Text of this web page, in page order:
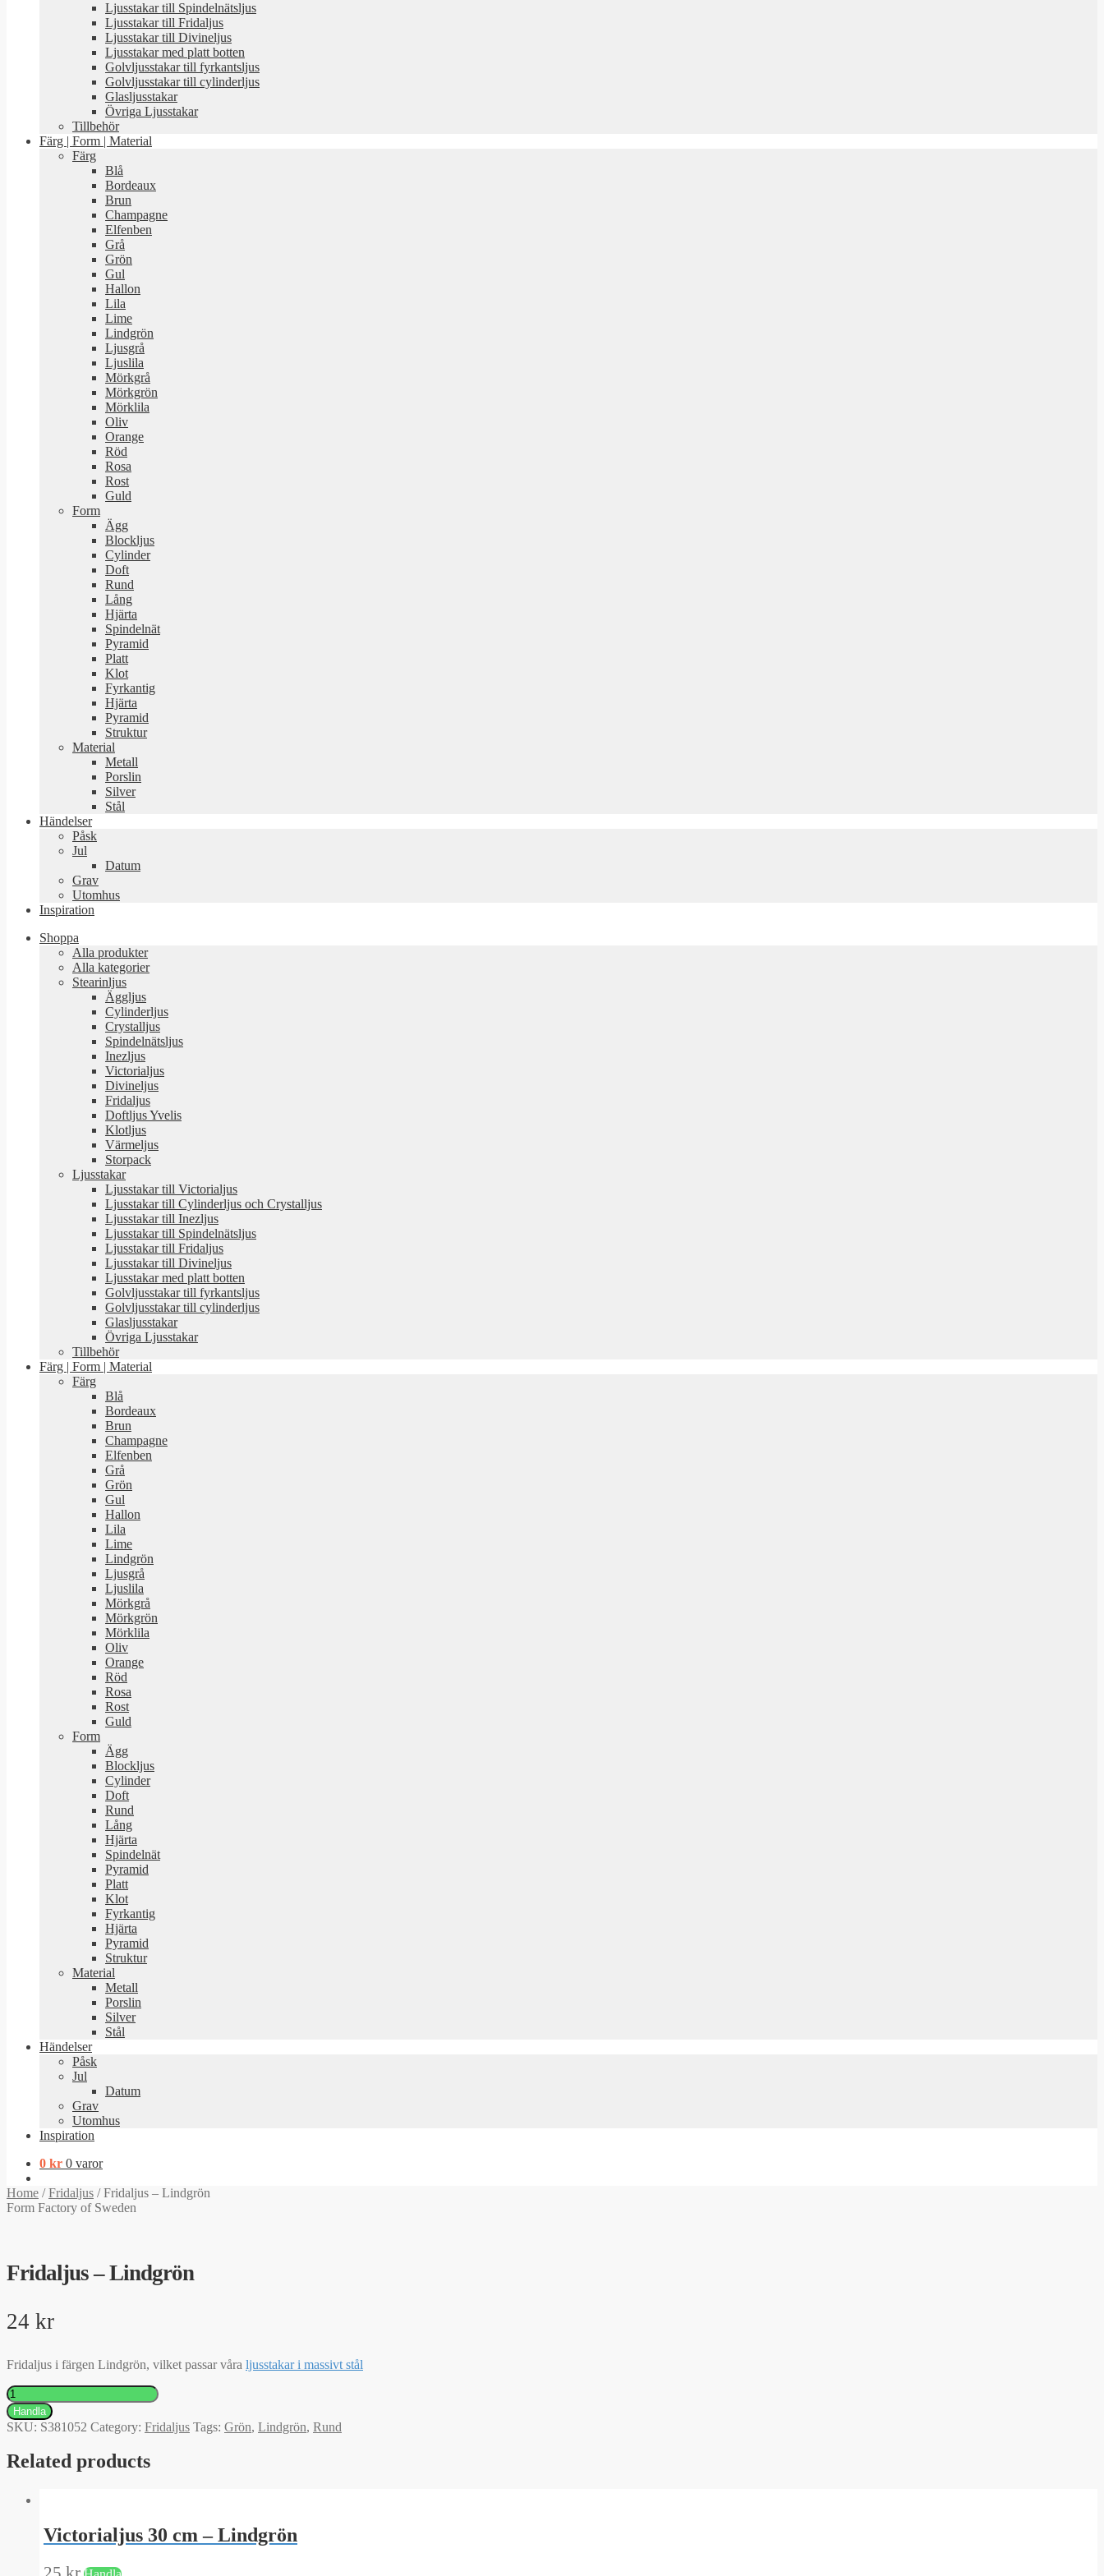
Ljusstakar till Spindelnätsljus
Ljusstakar till Fridaljus
Ljusstakar till Divineljus
Ljusstakar med platt botten
Golvljusstakar till fyrkantsljus
Golvljusstakar till cylinderljus
Glasljusstakar
Övriga Ljusstakar
Tillbehör
Färg | Form | Material
Färg
Blå
Bordeaux
Brun
Champagne
Elfenben
Grå
Grön
Gul
Hallon
Lila
Lime
Lindgrön
Ljusgrå
Ljuslila
Mörkgrå
Mörkgrön
Mörklila
Oliv
Orange
Röd
Rosa
Rost
Guld
Form
Ägg
Blockljus
Cylinder
Doft
Rund
Lång
Hjärta
Spindelnät
Pyramid
Platt
Klot
Fyrkantig
Hjärta
Pyramid
Struktur
Material
Metall
Porslin
Silver
Stål
Händelser
Påsk
Jul
Datum
Grav
Utomhus
Inspiration
Shoppa
Alla produkter
Alla kategorier
Stearinljus
Äggljus
Cylinderljus
Crystalljus
Spindelnätsljus
Inezljus
Victorialjus
Divineljus
Fridaljus
Doftljus Yvelis
Klotljus
Värmeljus
Storpack
Ljusstakar
Ljusstakar till Victorialjus
Ljusstakar till Cylinderljus och Crystalljus
Ljusstakar till Inezljus
Ljusstakar till Spindelnätsljus
Ljusstakar till Fridaljus
Ljusstakar till Divineljus
Ljusstakar med platt botten
Golvljusstakar till fyrkantsljus
Golvljusstakar till cylinderljus
Glasljusstakar
Övriga Ljusstakar
Tillbehör
Färg | Form | Material
Färg
Blå
Bordeaux
Brun
Champagne
Elfenben
Grå
Grön
Gul
Hallon
Lila
Lime
Lindgrön
Ljusgrå
Ljuslila
Mörkgrå
Mörkgrön
Mörklila
Oliv
Orange
Röd
Rosa
Rost
Guld
Form
Ägg
Blockljus
Cylinder
Doft
Rund
Lång
Hjärta
Spindelnät
Pyramid
Platt
Klot
Fyrkantig
Hjärta
Pyramid
Struktur
Material
Metall
Porslin
Silver
Stål
Händelser
Påsk
Jul
Datum
Grav
Utomhus
Inspiration
0 kr 0 varor
Home /Fridaljus /Fridaljus – Lindgrön
Form Factory of Sweden
Fridaljus – Lindgrön
24 kr
Fridaljus i färgen Lindgrön, vilket passar våra ljusstakar i massivt stål
Fridaljus
-
Lindgrön
quantity
Handla
SKU: S381052 Category: Fridaljus Tags: Grön, Lindgrön, Rund
Related products
Victorialjus 30 cm – Lindgrön